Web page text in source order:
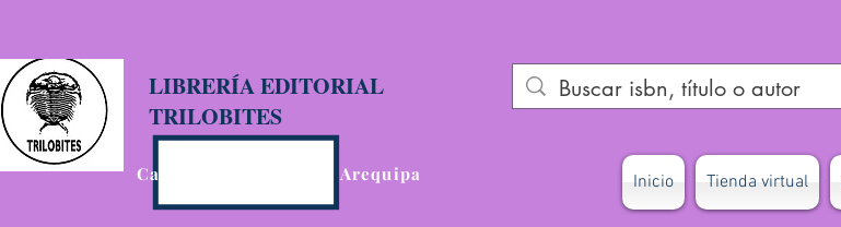
LIBRERÍA EDITORIAL
TRILOBITES
Calle San Agustín 201, Arequipa Inicio Tienda virtual